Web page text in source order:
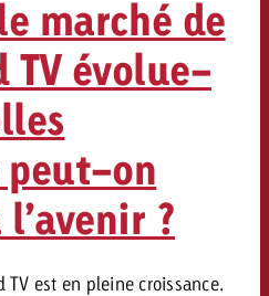
?
nous
connaissez les grandes
campagne et souhaitez
Voir l’article
Souhaitez-vous en savoir
publicité TV et avez-vous
OOH et avez-vous
?
nous
connaissez les grandes
campagne et souhaitez
combien cela coûte.
nous
connaissez les grandes
campagne et souhaitez
À propos
Juridique
marché de
TV évolue-
peut-on
?
TV est en pleine croissance.